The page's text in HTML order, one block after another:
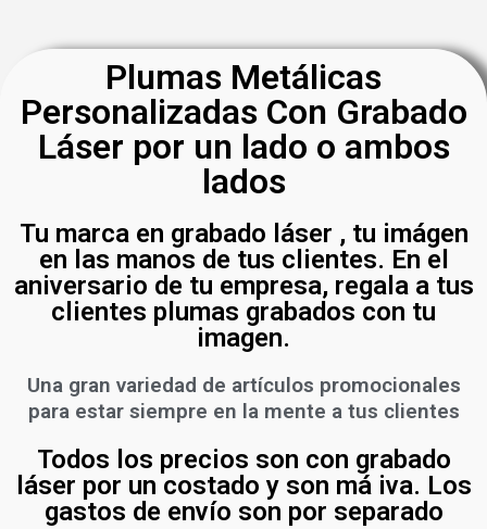
Plumas Metálicas
Personalizadas Con Grabado
Láser por un lado o ambos
lados
Tu marca en grabado láser , tu imágen
en las manos de tus clientes. En el
aniversario de tu empresa, regala a tus
clientes plumas grabados con tu
imagen.
Una gran variedad de artículos promocionales
para estar siempre en la mente a tus clientes
Todos los precios son con grabado
láser por un costado y son má iva. Los
gastos de envío son por separado